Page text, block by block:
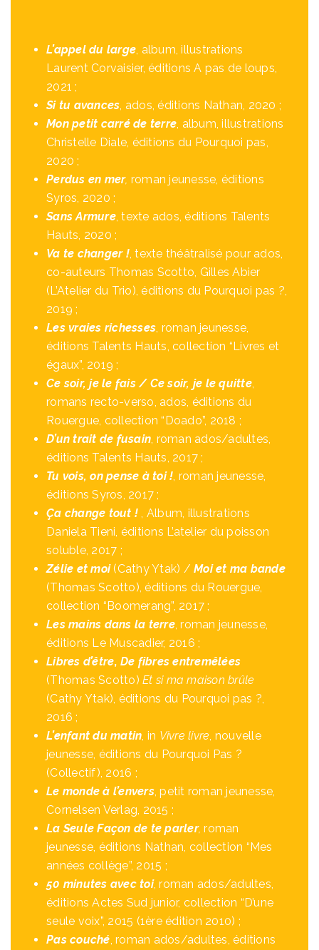
L’appel du large, album, illustrations
Laurent Corvaisier, éditions A pas de loups,
2021 ;
Si tu avances, ados, éditions Nathan, 2020 ;
Mon petit carré de terre, album, illustrations
Christelle Diale, éditions du Pourquoi pas,
2020 ;
Perdus en mer, roman jeunesse, éditions
Syros, 2020 ;
Sans Armure, texte ados, éditions Talents
Hauts, 2020 ;
Va te changer !, texte théâtralisé pour ados,
co-auteurs Thomas Scotto, Gilles Abier
(L’Atelier du Trio), éditions du Pourquoi pas ?,
2019 ;
Les vraies richesses, roman jeunesse,
éditions Talents Hauts, collection “Livres et
égaux”, 2019 ;
Ce soir, je le fais / Ce soir, je le quitte,
romans recto-verso, ados, éditions du
Rouergue, collection “Doado”, 2018 ;
D’un trait de fusain, roman ados/adultes,
éditions Talents Hauts, 2017 ;
Tu vois, on pense à toi !, roman jeunesse,
éditions Syros, 2017 ;
Ça change tout ! , Album, illustrations
Daniela Tieni, éditions L’atelier du poisson
soluble, 2017 ;
Zélie et moi(Cathy Ytak) / Moi et ma bande
(Thomas Scotto), éditions du Rouergue,
collection “Boomerang”, 2017 ;
Les mains dans la terre, roman jeunesse,
éditions Le Muscadier, 2016 ;
Libres d’être, De fibres entremêlées
(Thomas Scotto) Et si ma maison brûle
(Cathy Ytak), éditions du Pourquoi pas ?,
2016 ;
L’enfant du matin, in Vivre livre, nouvelle
jeunesse, éditions du Pourquoi Pas ?
(Collectif), 2016 ;
Le monde à l’envers, petit roman jeunesse,
Cornelsen Verlag, 2015 ;
La Seule Façon de te parler, roman
jeunesse, éditions Nathan, collection “Mes
années collège”, 2015 ;
50 minutes avec toi, roman ados/adultes,
éditions Actes Sud junior, collection “D’une
seule voix”, 2015 (1ère édition 2010) ;
Pas couché, roman ados/adultes, éditions